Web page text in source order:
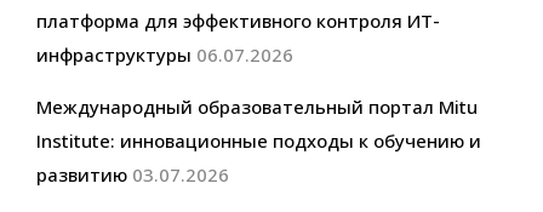
платформа для эффективного контроля ИТ-
инфраструктуры 06.07.2026
Международный образовательный портал Mitu
Institute: инновационные подходы к обучению и
развитию 03.07.2026